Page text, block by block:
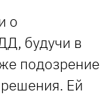
о
будучи в
подозрение
Ей